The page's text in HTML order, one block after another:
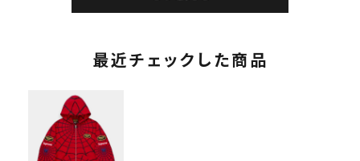
最近チェックした商品